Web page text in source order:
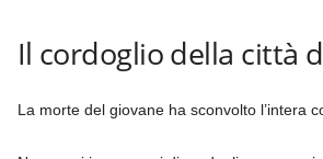
Il cordoglio della città
La morte del giovane ha sconvolto l’intera